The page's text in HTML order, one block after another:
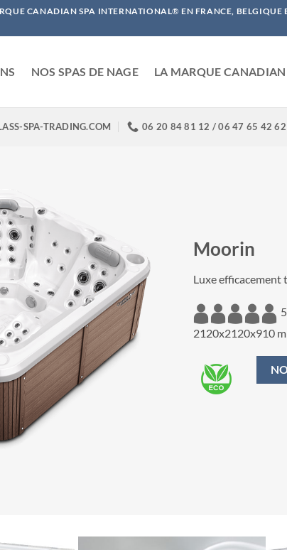
CANADIAN SPA INTERNATIONAL® EN FRANCE, BELGIQUE
NOS SPAS DE NAGE LA MARQUE
SPA-TRADING.COM 06 20 84 81 12 / 06 47 65 42 62
Moorin
Luxe efficacement
5
2120x2120x910